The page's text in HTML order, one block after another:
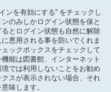
ンを有効にする” をチェックし
のみしかログイン状態を保と
とログイン状態も自然に解除
悪用される事を防いでくれま
ックボックスをチェックして
能は図書館、インターネット
では利用しないことをお勧め
スが表示されない場合、それ
味します。